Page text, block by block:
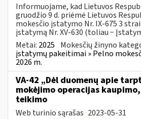
Informuojame, kad Lietuvos
gruodžio 9 d. priėmė Lietuvos
mokesčio įstatymo Nr. IX-675 3
įstatymą Nr. XV-630 (toliau −
Metai: 2025 Mokesčių žinyno
įstatymų pakeitimai » Pelno
2026 m.
VA-42 „Dėl duomenų apie
mokėjimo operacijas
teikimo
Web turinio sąrašas 2023-05-31